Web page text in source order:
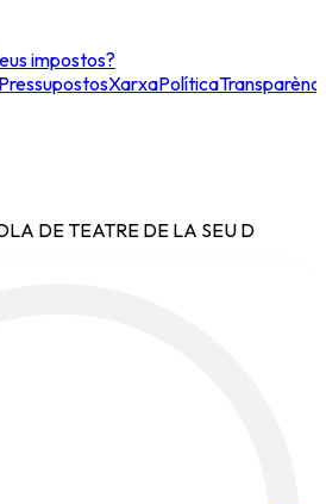
impostos?
PressupostosXarxaPolítica
DE TEATRE DE LA SEU D